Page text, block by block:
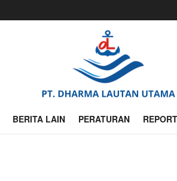
BERITA LAIN PERATURAN